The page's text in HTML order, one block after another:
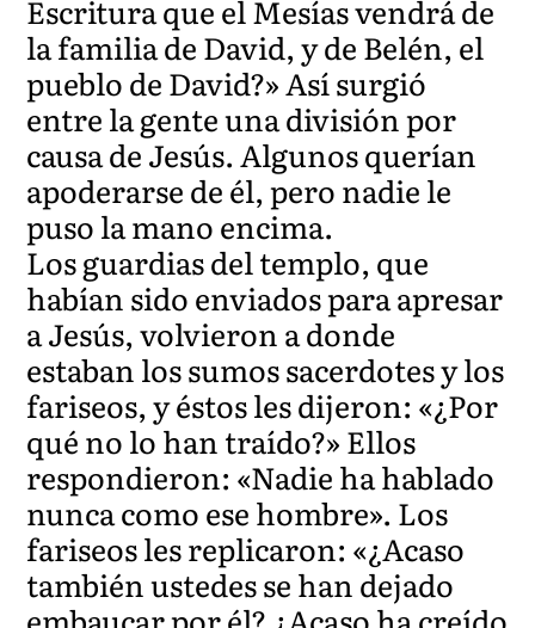
Escritura que el Mesías vendrá de
la familia de David, y de Belén, el
pueblo de David?» Así surgió
entre la gente una división por
causa de Jesús. Algunos querían
apoderarse de él, pero nadie le
puso la mano encima.
Los guardias del templo, que
habían sido enviados para apresar
a Jesús, volvieron a donde
estaban los sumos sacerdotes y los
fariseos, y éstos les dijeron: «¿Por
qué no lo han traído?» Ellos
respondieron: «Nadie ha hablado
nunca como ese hombre». Los
fariseos les replicaron: «¿Acaso
también ustedes se han dejado